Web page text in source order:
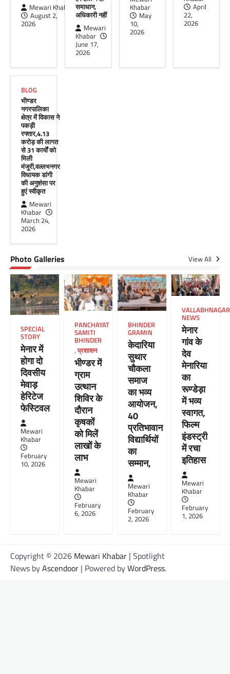
हुआ आयोजन
Mewari Khabar April 22, 2026
मेवाड़ी खबर@उदयपुर।दूर संचार सलाहकार समिति की
बैठक बुधवार को भारत संचार निगम लिमिटेड बीएसएनएल
Mewari Khabar
August 2,
2026
समाधान,
अधिकारी नहीं
Mewari
Khabar
June 17,
2026
Khabar
May
10,
2026
April
22,
2026
BLOG
भीण्डर
नगरपालिका
क्षेत्र में विकास ने
पकड़ी
रफ्तार,4.13
करोड़ की लागत
से 31 कार्यों को
मिली
मंजूरी,वल्लभनगर
विधायक डांगी
की अनुशंसा पर
हुएं स्वीकृत
Mewari
Khabar
March 24,
2026
Photo Galleries View All
SPECIAL
STORY
मेनार में
होगा दो
दिवसीय
मेवाड़
हेरिटेज
फेस्टिवल
Mewari
Khabar
February
10, 2026
PANCHAYAT
SAMITI
BHINDER
,प्रशाशन
भीण्डर में
ग्राम
उत्थान
शिविर के
दौरान
कृषकों
को मिलें
लाखों के
लाभ
Mewari
Khabar
February
6, 2026
BHINDER
GRAMIN
केदारिया
सुथार
चौकला
समाज
का भव्य
आयोजन,
40
प्रतिभावान
विद्यार्थियों
का
सम्मान,
Mewari
Khabar
February
2, 2026
VALLABHNAGAR
NEWS
मेनार
गांव के
देव
मेनारिया
का
रूण्डेड़ा
में भव्य
स्वागत,
फिल्म
इंडस्ट्री
में रचा
इतिहास
Mewari
Khabar
February
1, 2026
Copyright © 2026 Mewari Khabar | Spotlight
News byAscendoor | Powered byWordPress.